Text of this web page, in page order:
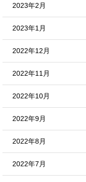
2023年2月
2023年1月
2022年12月
2022年11月
2022年10月
2022年9月
2022年8月
2022年7月